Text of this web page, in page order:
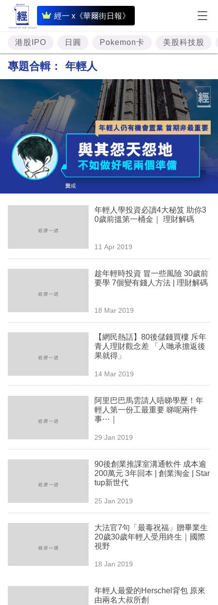
經一 x《華爾街日報》
即
時
財
經
投
資
樓
理
財
技
生
專
欄
區
港股IPO 日圓 Pokemon卡 美股科技股
專題合輯： 年輕人
年輕人學投資必讀4大秘笈 助你3
0歲前搵第一桶金｜ 理財解碼
11 Apr 2019
趁年輕時投資 冒一些風險 30歲前
要學 7個變有錢人方法 | 理財解碼
18 Mar 2019
【網民熱話】80後儲錢買樓 斥年
青人理財觀念差 「人哋承擔返後
果就得」
14 Mar 2019
阿里巴巴馬雲請人唔睇學歷！年
輕人第一份工最重要 睇呢兩件
事⋯｜
29 Jan 2019
90後創業推課室溝通軟件 成本逾
200萬元 3年回本 | 創業淘金 | Star
tup新世代
25 Jan 2019
大法官7句「最毒祝福」贈畢業生
20歲30歲年輕人受用終生｜國際
視野
18 Jan 2019
年輕人最愛的Herschel背包 原來
由兩名大叔所創